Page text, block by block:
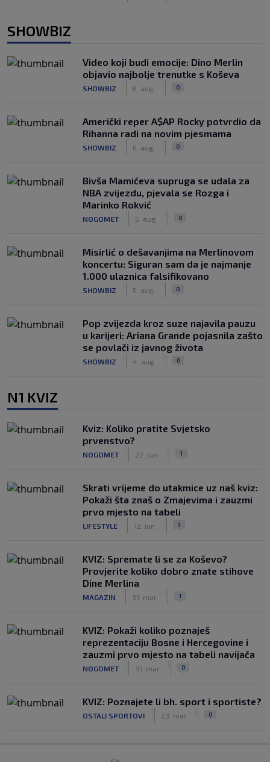
SHOWBIZ
Video koji budi emocije: Dino Merlin
objavio najbolje trenutke s Koševa
SHOWBIZ 6. aug. 0
Američki reper A$AP Rocky potvrdio da
Rihanna radi na novim pjesmama
SHOWBIZ 6. aug. 0
Bivša Mamićeva supruga se udala za
NBA zvijezdu, pjevala se Rozga i
Marinko Rokvić
NOGOMET 5. aug. 0
Misirlić o dešavanjima na Merlinovom
koncertu: Siguran sam da je najmanje
1.000 ulaznica falsifikovano
SHOWBIZ 5. aug. 0
Pop zvijezda kroz suze najavila pauzu
u karijeri: Ariana Grande pojasnila zašto
se povlači iz javnog života
SHOWBIZ 4. aug. 0
N1 KVIZ
Kviz: Koliko pratite Svjetsko
prvenstvo?
NOGOMET 22. jun. 1
Skrati vrijeme do utakmice uz naš kviz:
Pokaži šta znaš o Zmajevima i zauzmi
prvo mjesto na tabeli
LIFESTYLE 12. jun. 1
KVIZ: Spremate li se za Koševo?
Provjerite koliko dobro znate stihove
Dine Merlina
MAGAZIN 31. mar. 1
KVIZ: Pokaži koliko poznaješ
reprezentaciju Bosne i Hercegovine i
zauzmi prvo mjesto na tabeli navijača
NOGOMET 31. mar. 0
KVIZ: Poznajete li bh. sport i sportiste?
OSTALI SPORTOVI 23. mar. 0